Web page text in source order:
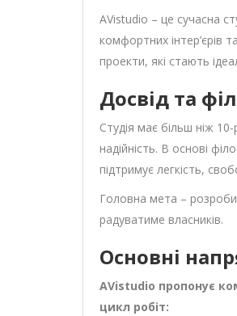
AVistudio – це сучасна
комфортних інтер’єрів
проекти, які стають
Досвід та
Студія має більш ніж
надійність. В основі
підтримує легкість,
Головна мета –
радуватиме власників.
Основні
AVistudio пропонує
цикл робіт: